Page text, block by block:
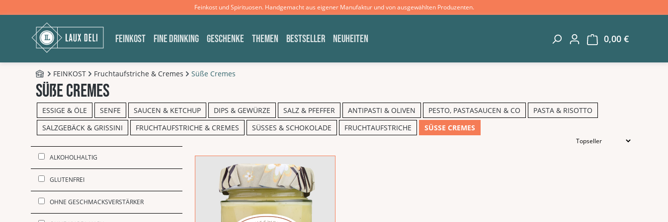
Feinkost und Spirituosen. Handgemacht aus eigener Manufaktur und von ausgewählten Produzenten.
FEINKOST FINE DRINKING GESCHENKE THEMEN BESTSELLER NEUHEITEN 0,00 €
B2C - Shop
FEINKOST Fruchtaufstriche & Cremes Süße Cremes
süße cremes
ESSIGE & ÖLE SENFE SAUCEN & KETCHUP DIPS & GEWÜRZE SALZ & PFEFFER ANTIPASTI & OLIVEN PESTO, PASTASAUCEN & CO
PASTA & RISOTTO
SALZGEBÄCK & GRISSINI
FRUCHTAUFSTRICHE & CREMES SÜSSES & SCHOKOLADE FRUCHTAUFSTRICHE SÜSSE CREMES
ALKOHOLHALTIG
GLUTENFREI
OHNE GESCHMACKSVERSTÄRKER